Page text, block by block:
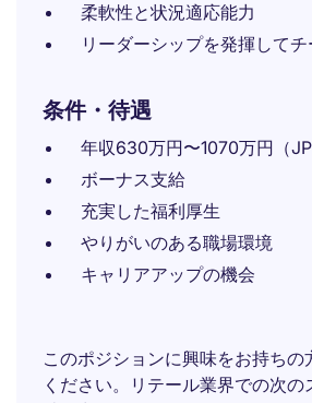
柔軟性と状況適応能力
リーダーシップを発揮して
条件・待遇
年収630万円〜1070万円（
ボーナス支給
充実した福利厚生
やりがいのある職場環境
キャリアアップの機会
このポジションに興味をお持ちの
ください。リテール業界での次の